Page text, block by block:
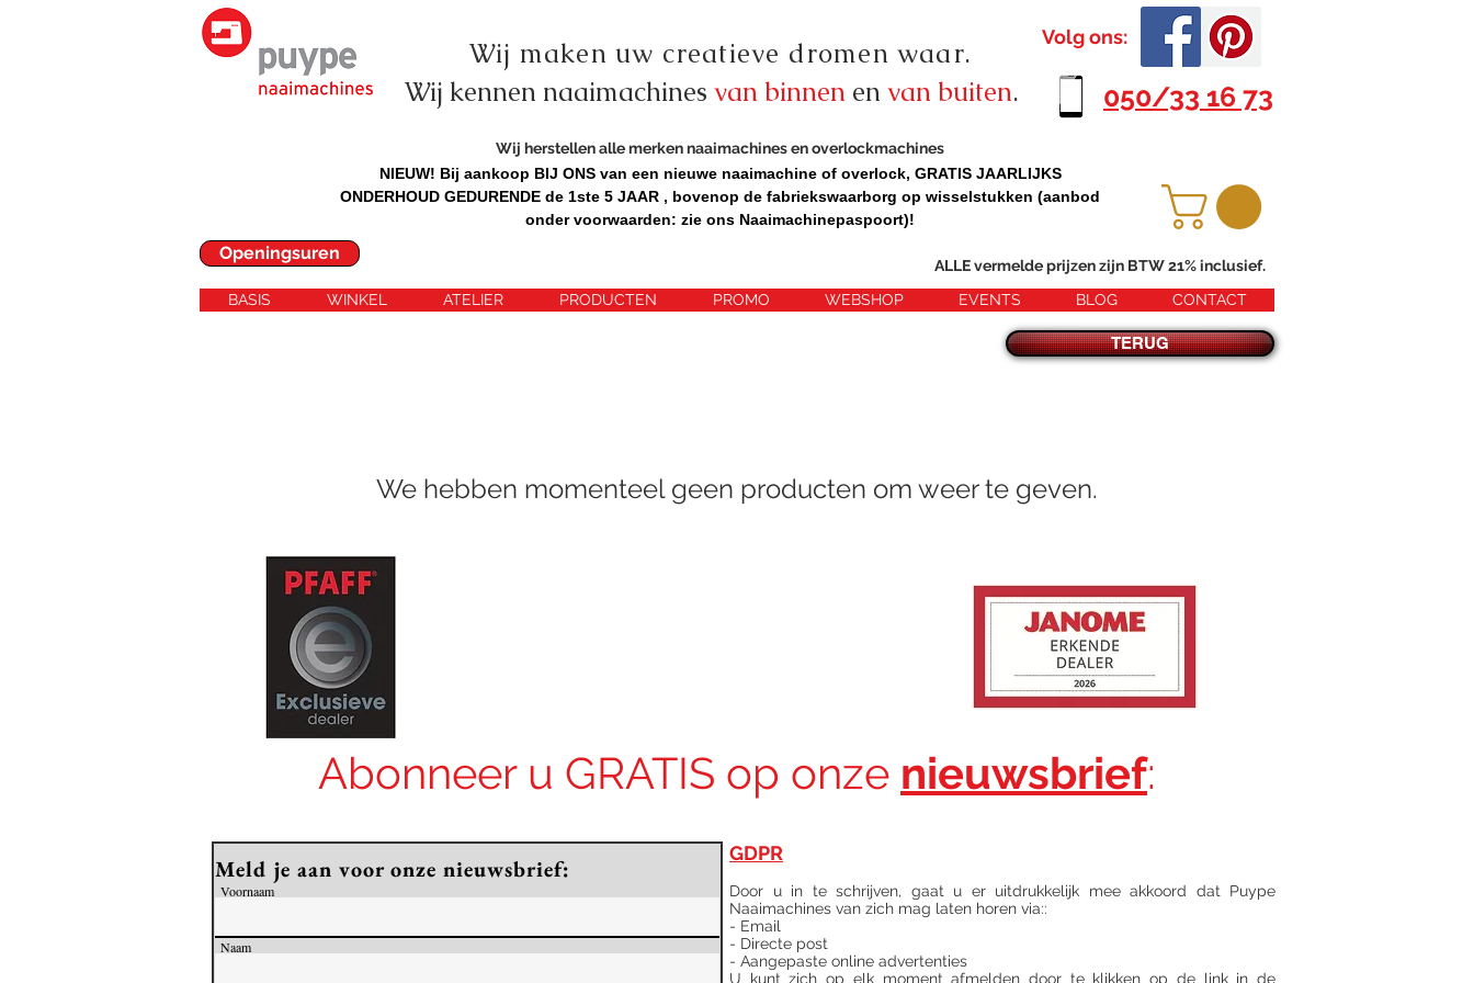
Wij maken uw creatieve dromen waar.
Wij kennen naaimachines van binnen en van buiten.
Volg ons:
050/33 16 73
Wij herstellen alle merken naaimachines en overlockmachines
NIEUW! Bij aankoop BIJ ONS van een nieuwe naaimachine of overlock, GRATIS JAARLIJKS
ONDERHOUD GEDURENDE de 1ste 5 JAAR , bovenop de fabriekswaarborg op wisselstukken (aanbod
onder voorwaarden: zie ons Naaimachinepaspoort)!
Openingsuren
ALLE vermelde prijzen zijn BTW 21% inclusief.
BASIS
WINKEL ATELIER PRODUCTEN PROMO WEBSHOP EVENTS BLOG CONTACT
TERUG
We hebben momenteel geen producten om weer te geven.
Abonneer u GRATIS op onze nieuwsbrief:
Meld je aan voor onze nieuwsbrief:
Voornaam
Naam
GDPR
Door u in te schrijven, gaat u er uitdrukkelijk mee akkoord dat Puype
Naaimachines van zich mag laten horen via::
- Email
- Directe post
- Aangepaste online advertenties
U kunt zich op elk moment afmelden door te klikken op de link in de